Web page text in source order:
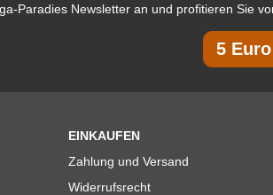
Paradies Newsletter an und profitieren Sie
5
EINKAUFEN
Zahlung und Versand
Widerrufsrecht